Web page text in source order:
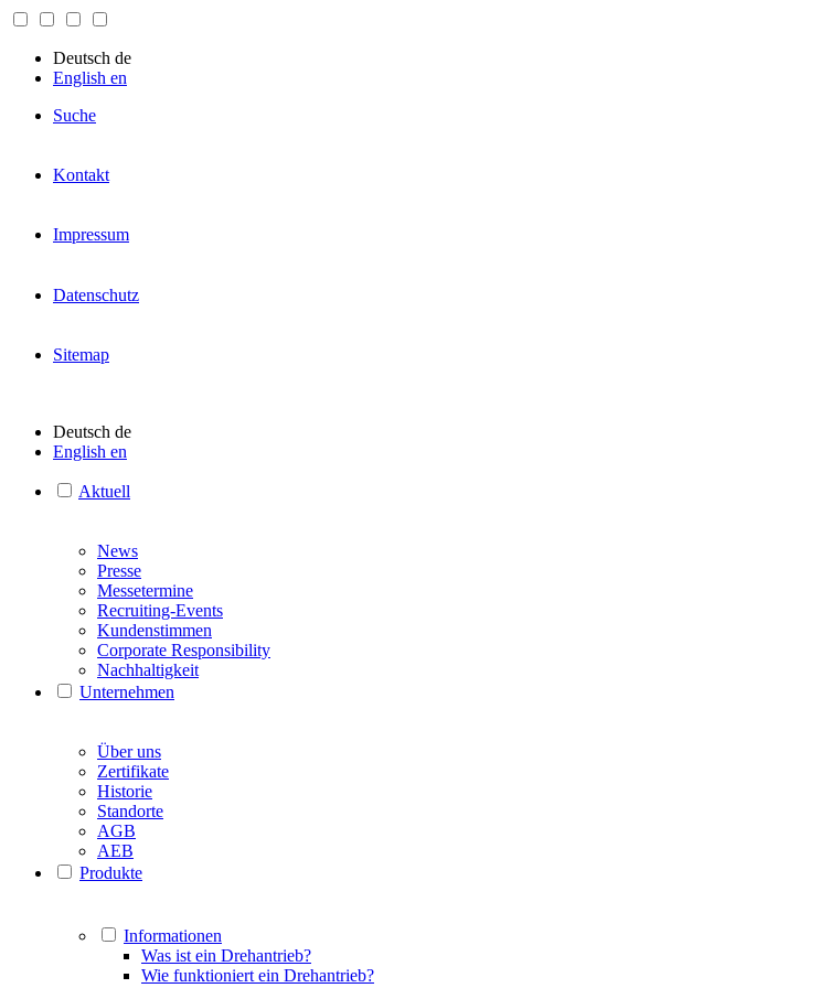
Deutsch de
English en
Suche
Kontakt
Impressum
Datenschutz
Sitemap
Deutsch de
English en
Aktuell
News
Presse
Messetermine
Recruiting-Events
Kundenstimmen
Corporate Responsibility
Nachhaltigkeit
Unternehmen
Über uns
Zertifikate
Historie
Standorte
AGB
AEB
Produkte
Informationen
Was ist ein Drehantrieb?
Wie funktioniert ein Drehantrieb?